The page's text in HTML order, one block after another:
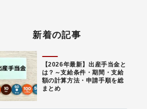
新着の記事
【2026年最新】出産手当金と
は？～支給条件・期間・支給
額の計算方法・申請手順を総
まとめ